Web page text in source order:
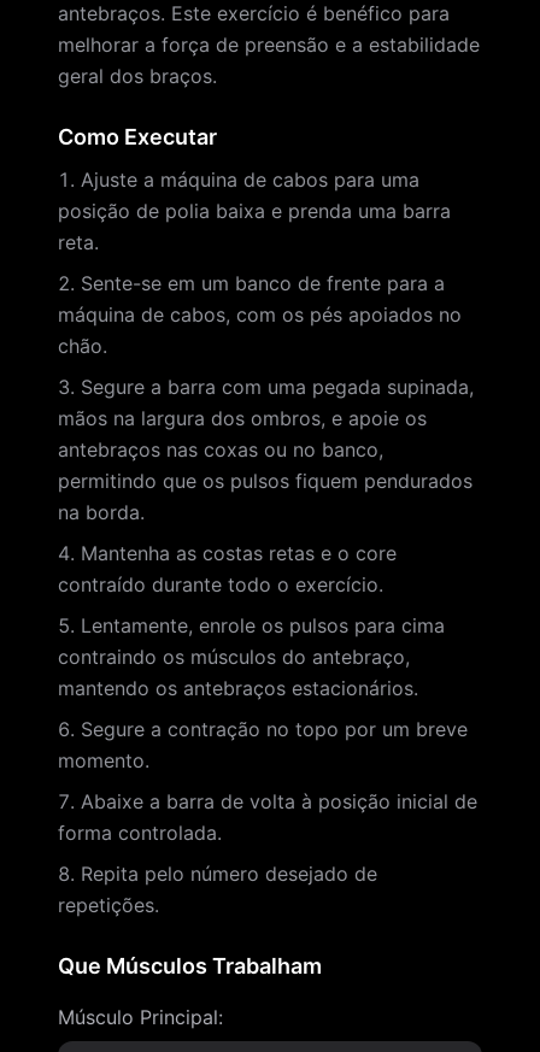
antebraços. Este exercício é benéfico para
melhorar a força de preensão e a estabilidade
geral dos braços.
Como Executar
Ajuste a máquina de cabos para uma
posição de polia baixa e prenda uma barra
reta.
Sente-se em um banco de frente para a
máquina de cabos, com os pés apoiados no
chão.
Segure a barra com uma pegada supinada,
mãos na largura dos ombros, e apoie os
antebraços nas coxas ou no banco,
permitindo que os pulsos fiquem pendurados
na borda.
Mantenha as costas retas e o core
contraído durante todo o exercício.
Lentamente, enrole os pulsos para cima
contraindo os músculos do antebraço,
mantendo os antebraços estacionários.
Segure a contração no topo por um breve
momento.
Abaixe a barra de volta à posição inicial de
forma controlada.
Repita pelo número desejado de
repetições.
Que Músculos Trabalham
Músculo Principal: